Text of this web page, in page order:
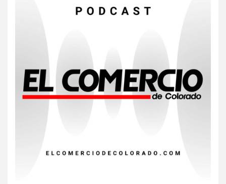
precio
8 • ESTADOS UNIDOS HOGAR Y SALUD